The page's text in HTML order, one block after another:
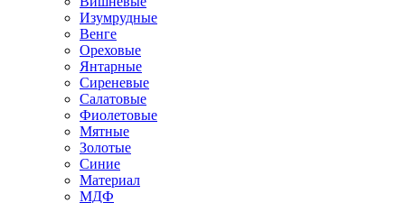
Изумрудные
Венге
Ореховые
Янтарные
Сиреневые
Салатовые
Фиолетовые
Мятные
Золотые
Синие
Материал
МДФ